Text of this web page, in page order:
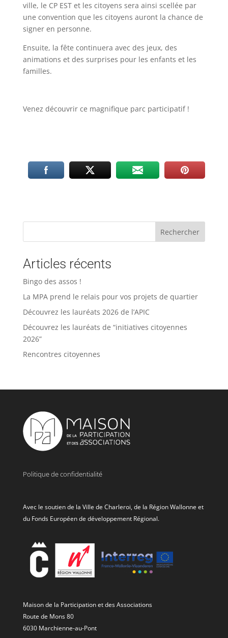
ville, le CP EST et les citoyens sera ainsi scellée par
une convention que les citoyens auront la chance de
signer en personne.
Ensuite, la fête continuera avec des jeux, des
animations et des surprises pour les enfants et les
familles.
Venez découvrir ce magnifique parc participatif !
Rechercher
Articles récents
Bingo des assos !
La MPA prend le relais pour vos projets de quartier
Découvrez les lauréats 2026 de l’APIC
Découvrez les lauréats de “initiatives citoyennes
2026”
Rencontres citoyennes
Politique de confidentialité
Avec le soutien de la Ville de Charleroi, de la Région Wallonne et
du Fonds Européen de développement Régional.
Maison de la Participation et des Associations
Route de Mons 80
6030 Marchienne-au-Pont